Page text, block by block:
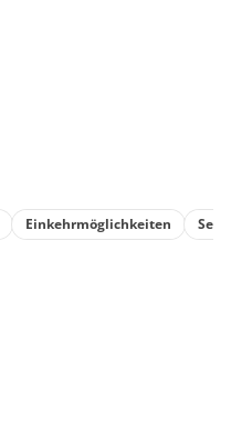
Einkehrmöglichkeiten